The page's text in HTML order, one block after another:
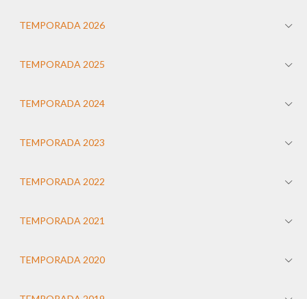
TEMPORADA 2026
TEMPORADA 2025
TEMPORADA 2024
TEMPORADA 2023
TEMPORADA 2022
TEMPORADA 2021
TEMPORADA 2020